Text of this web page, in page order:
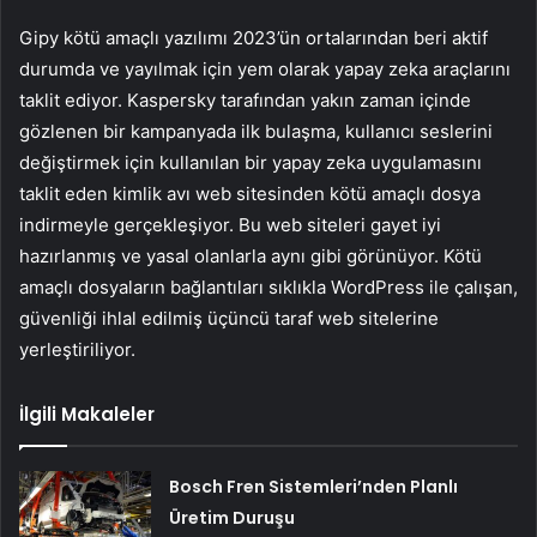
Gipy kötü amaçlı yazılımı 2023’ün ortalarından beri aktif
durumda ve yayılmak için yem olarak yapay zeka araçlarını
taklit ediyor. Kaspersky tarafından yakın zaman içinde
gözlenen bir kampanyada ilk bulaşma, kullanıcı seslerini
değiştirmek için kullanılan bir yapay zeka uygulamasını
taklit eden kimlik avı web sitesinden kötü amaçlı dosya
indirmeyle gerçekleşiyor. Bu web siteleri gayet iyi
hazırlanmış ve yasal olanlarla aynı gibi görünüyor. Kötü
amaçlı dosyaların bağlantıları sıklıkla WordPress ile çalışan,
güvenliği ihlal edilmiş üçüncü taraf web sitelerine
yerleştiriliyor.
İlgili Makaleler
Bosch Fren Sistemleri’nden Planlı
Üretim Duruşu